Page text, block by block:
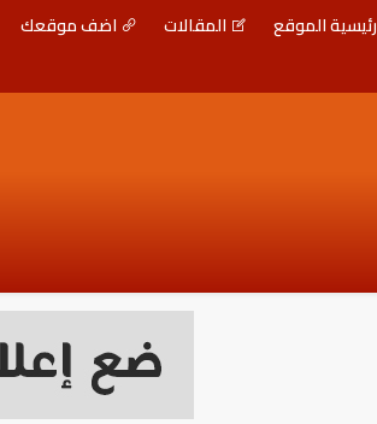
رئيسية الموقع المقالات اضف موقعك